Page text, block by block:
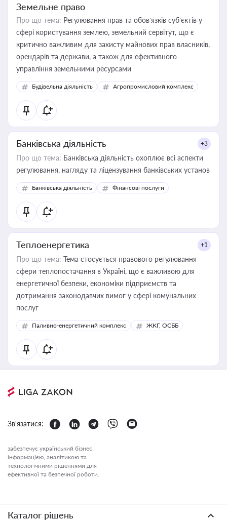
Земельне право
Про що тема: Регулювання прав та обов’язків суб’єктів у
сфері користування землею, земельний сервітут, що є
критично важливим для захисту майнових прав власників,
орендарів та держави, а також для ефективного
управління земельними ресурсами
Будівельна діяльність Агропромисловий комплекс
Банківська діяльність +3
Про що тема: Банківська діяльність охоплює всі аспекти
регулювання, нагляду та ліцензування банківських установ
Банківська діяльність Фінансові послуги
Теплоенергетика +1
Про що тема: Тема стосується правового регулювання
сфери теплопостачання в Україні, що є важливою для
енергетичної безпеки, економіки підприємств та
дотримання законодавчих вимог у сфері комунальних
послуг
Паливно-енергетичний комплекс ЖКГ, ОСББ
Зв'язатися:
забезпечує український бізнес
інформацією, аналітикою та
технологічними рішеннями для
ефективної та безпечної роботи.
Каталог рішень